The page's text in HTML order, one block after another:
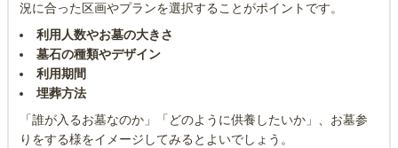
況に合った区画やプランを選択することがポイントです。
利用人数やお墓の大きさ
墓石の種類やデザイン
利用期間
埋葬方法
「誰が入るお墓なのか」「どのように供養したいか」、お墓参
りをする様をイメージしてみるとよいでしょう。